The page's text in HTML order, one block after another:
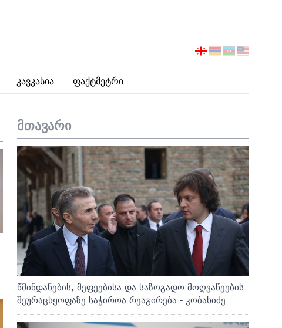
Კავკასია Ფაქტმეტრი
აირჩიეთ
მთავარი
წმინდანების, მეფეებისა და საზოგადო მოღვაწეების
შეურაცხყოფაზე საჭიროა რეაგირება - კობახიძე